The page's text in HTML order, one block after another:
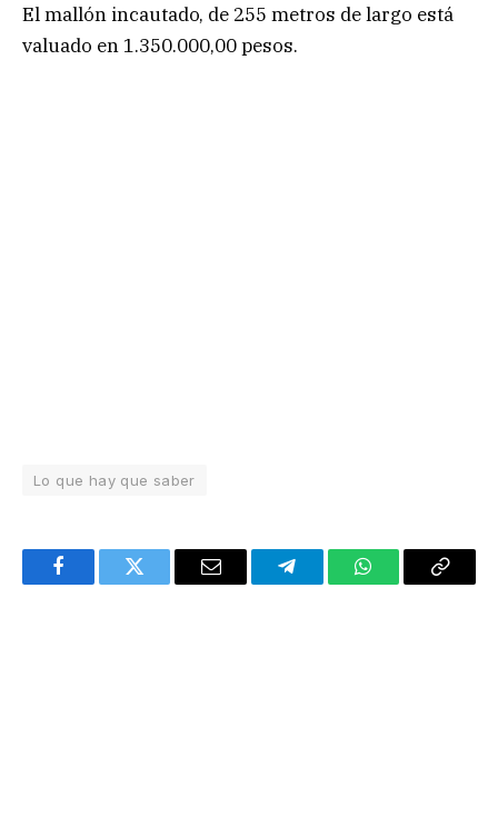
El mallón incautado, de 255 metros de largo está
valuado en 1.350.000,00 pesos.
Lo que hay que saber
FacebookTwitter Email TelegramWhatsAppCopy